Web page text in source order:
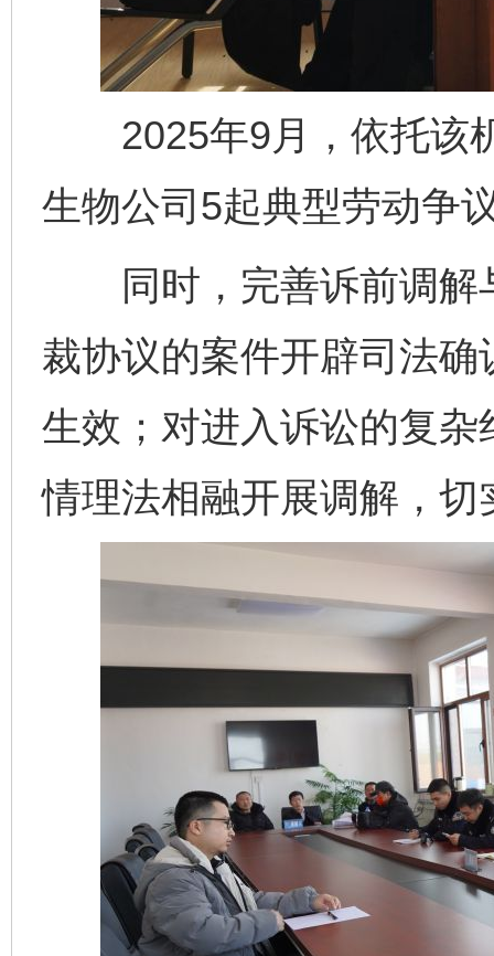
2025年9月，依托该
生物公司5起典型劳动争
同时，完善诉前调解
裁协议的案件开辟司法确
生效；对进入诉讼的复杂
情理法相融开展调解，